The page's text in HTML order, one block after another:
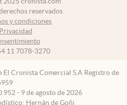
reservados
y condiciones
Privacidad
11 7078-3270
El Cronista Comercial S.A Registro de
- 9 de agosto de 2026
Hernán de Goñi